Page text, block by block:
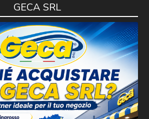
GECA SRL